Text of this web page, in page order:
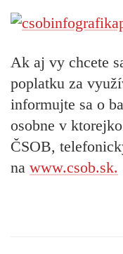
Ak aj vy chcete
poplatku za
informujte sa o
osobne v
ČSOB,
na www.csob.sk.